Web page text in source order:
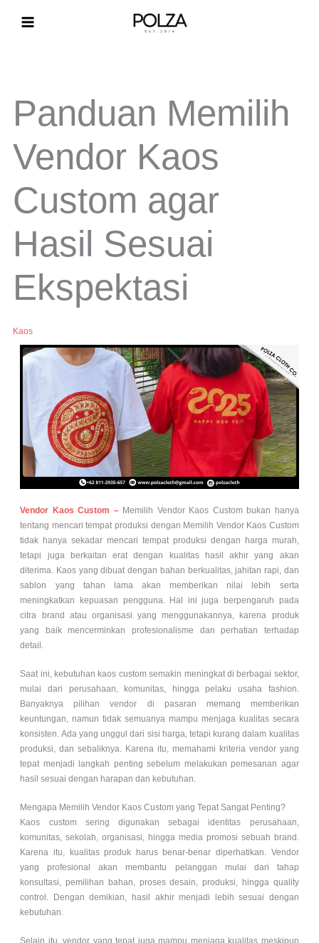
Panduan Memilih
Vendor Kaos
Custom agar
Hasil Sesuai
Ekspektasi
Kaos
Vendor Kaos Custom – Memilih Vendor Kaos Custom bukan hanya
tentang mencari tempat produksi dengan Memilih Vendor Kaos Custom
tidak hanya sekadar mencari tempat produksi dengan harga murah,
tetapi juga berkaitan erat dengan kualitas hasil akhir yang akan
diterima. Kaos yang dibuat dengan bahan berkualitas, jahitan rapi, dan
sablon yang tahan lama akan memberikan nilai lebih serta
meningkatkan kepuasan pengguna. Hal ini juga berpengaruh pada
citra brand atau organisasi yang menggunakannya, karena produk
yang baik mencerminkan profesionalisme dan perhatian terhadap
detail.
Saat ini, kebutuhan kaos custom semakin meningkat di berbagai sektor,
mulai dari perusahaan, komunitas, hingga pelaku usaha fashion.
Banyaknya pilihan vendor di pasaran memang memberikan
keuntungan, namun tidak semuanya mampu menjaga kualitas secara
konsisten. Ada yang unggul dari sisi harga, tetapi kurang dalam kualitas
produksi, dan sebaliknya. Karena itu, memahami kriteria vendor yang
tepat menjadi langkah penting sebelum melakukan pemesanan agar
hasil sesuai dengan harapan dan kebutuhan.
Mengapa Memilih Vendor Kaos Custom yang Tepat Sangat Penting?
Kaos custom sering digunakan sebagai identitas perusahaan,
komunitas, sekolah, organisasi, hingga media promosi sebuah brand.
Karena itu, kualitas produk harus benar-benar diperhatikan. Vendor
yang profesional akan membantu pelanggan mulai dari tahap
konsultasi, pemilihan bahan, proses desain, produksi, hingga quality
control. Dengan demikian, hasil akhir menjadi lebih sesuai dengan
kebutuhan.
Selain itu, vendor yang tepat juga mampu menjaga kualitas meskipun